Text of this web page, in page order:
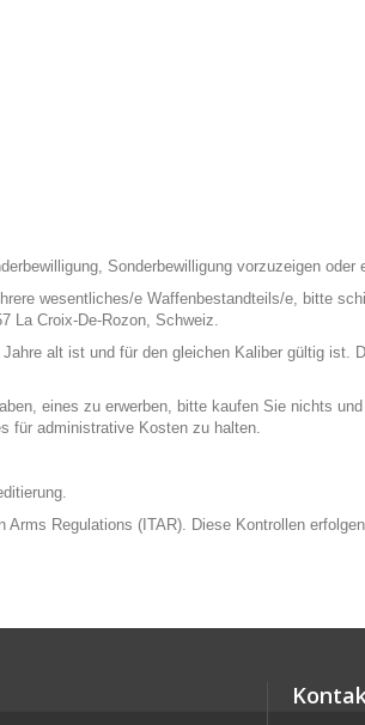
Sonderbewilligung vorzuzeigen
wesentliches/e Waffenbestandteils/e, bitte
La Croix-De-Rozon, Schweiz.
alt ist und für den gleichen Kaliber gültig ist.
eines zu erwerben, bitte kaufen Sie nichts
für administrative Kosten zu halten.
Regulations (ITAR). Diese Kontrollen